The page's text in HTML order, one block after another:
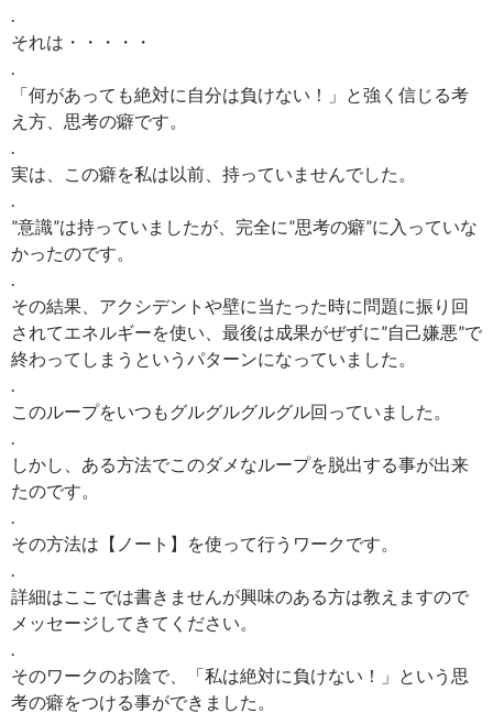
それは・・・・・
「何があっても絶対に自分は負けない！」と強く信じる考
え方、思考の癖です。
実は、この癖を私は以前、持っていませんでした。
”意識”は持っていましたが、完全に”思考の癖”に入っていな
かったのです。
その結果、アクシデントや壁に当たった時に問題に振り回
されてエネルギーを使い、最後は成果がぜずに”自己嫌悪”で
終わってしまうというパターンになっていました。
このループをいつもグルグルグルグル回っていました。
しかし、ある方法でこのダメなループを脱出する事が出来
たのです。
その方法は【ノート】を使って行うワークです。
詳細はここでは書きませんが興味のある方は教えますので
メッセージしてきてください。
そのワークのお陰で、「私は絶対に負けない！」という思
考の癖をつける事ができました。